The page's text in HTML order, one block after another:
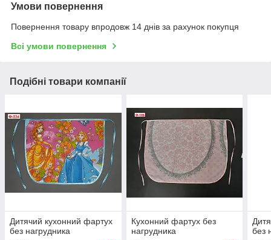
Умови повернення
Повернення товару впродовж 14 днів за рахунок покупця
Всі умови повернення
Подібні товари компанії
Дитячий кухонний фартух
без нагрудника
Кухонний фартух без
нагрудника
без